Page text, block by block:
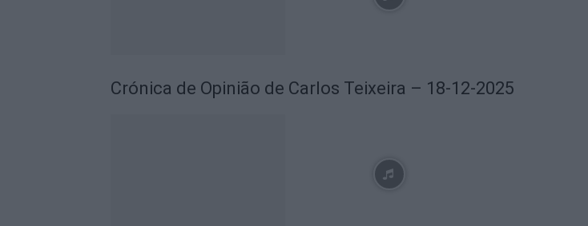
Crónica de Opinião de Carlos Teixeira – 18-12-2025